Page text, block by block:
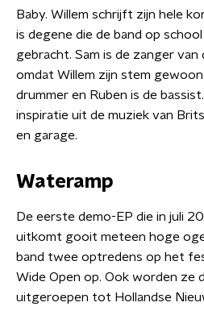
Baby. Willem schrijft zijn hele
is degene die de band op
gebracht. Sam is de zanger van
omdat Willem zijn stem
drummer en Ruben is de
inspiratie uit de muziek van
en garage.
Wateramp
De eerste demo-EP die in juli
uitkomt gooit meteen hoge
band twee optredens op het
Wide Open op. Ook worden ze
uitgeroepen tot Hollandse